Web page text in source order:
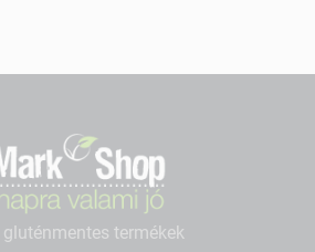
gluténmentes termékek